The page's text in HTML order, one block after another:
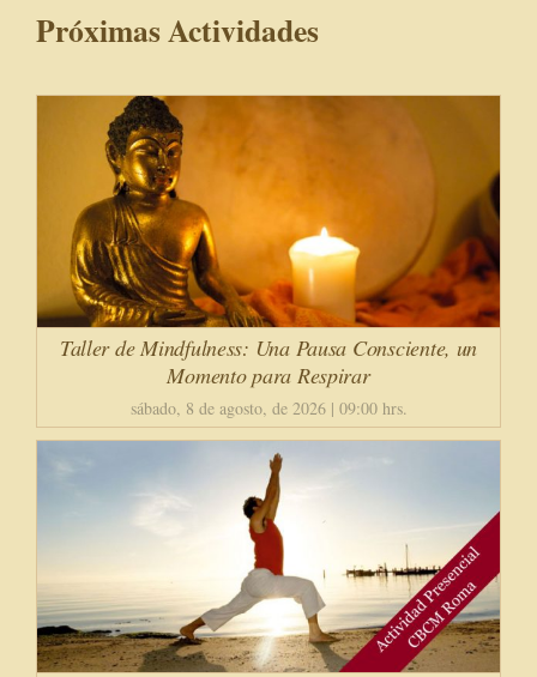
Próximas Actividades
Taller de Mindfulness: Una Pausa Consciente, un
Momento para Respirar
sábado, 8 de agosto, de 2026 | 09:00 hrs.